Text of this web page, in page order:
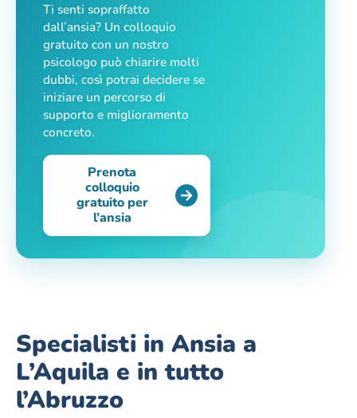
Ti senti sopraffatto
dall’ansia? Un colloquio
gratuito con un nostro
psicologo può chiarire molti
dubbi, così potrai decidere se
iniziare un percorso di
supporto e miglioramento
concreto.
Prenota
colloquio
gratuito per
l’ansia
Specialisti in Ansia a
L’Aquila e in tutto
l’Abruzzo